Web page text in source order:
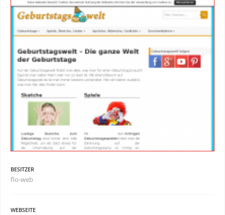
BESITZER
flo-web
WEBSEITE